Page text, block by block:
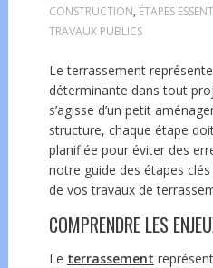
CONSTRUCTION, ÉTAPES
TRAVAUX PUBLICS
Le terrassement
déterminante dans tout
s’agisse d’un petit
structure, chaque étape
planifiée pour éviter des
notre guide des étapes
de vos travaux de
COMPRENDRE LES
Le terrassement